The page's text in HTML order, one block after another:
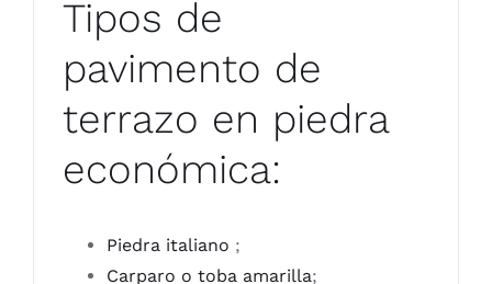
Tipos de
pavimento de
terrazo en piedra
económica:
Piedra italiano ;
Carparo o toba amarilla;